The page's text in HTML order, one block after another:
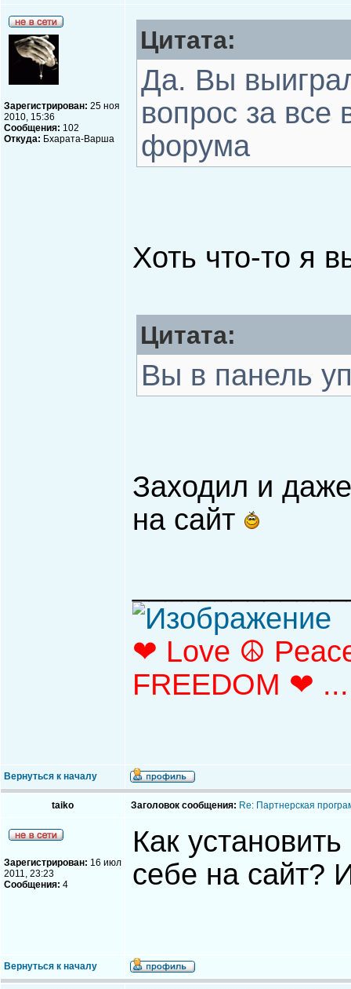
Зарегистрирован: 25 ноя
2010, 15:36
Сообщения: 102
Откуда: Бхарата-Варша
Цитата:
Да. Вы
вопрос за все
форума
Хоть что-то я
Цитата:
Вы в панель
Заходил и
на сайт
❤ Love ☮
FREEDOM ❤
Вернуться к началу
taiko Заголовок сообщения: Re: Партнерская
Зарегистрирован: 16 июл
2011, 23:23
Сообщения: 4
Как
себе на сайт?
Вернуться к началу